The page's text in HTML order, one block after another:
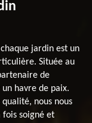
jardin est un
Située au
de
havre de paix.
nous nous
fois soigné et